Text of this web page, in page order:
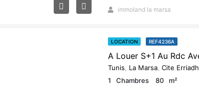
immoland la marsa
LOCATION REF4236A
Tunis La Marsa Cite Erriadh
1
Chambres 80
m²